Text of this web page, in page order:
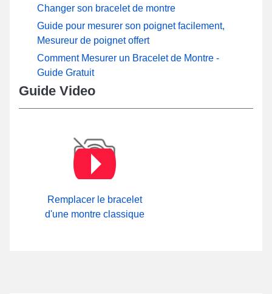
Changer son bracelet de montre
Guide pour mesurer son poignet facilement,
Mesureur de poignet offert
Comment Mesurer un Bracelet de Montre -
Guide Gratuit
Guide Video
Remplacer le bracelet
d'une montre classique